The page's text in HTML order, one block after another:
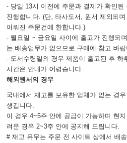
Section VIII: Mechanical Ventilation
25. Positive-Pressure Ventilation
26. Modes of Ventilatory Support
27. Specialized Ventilatory Support
28. The Ventilator-Dependent Patient
29. Ventilator-Associated Pneumonia
30. Discontinuing Mechanical Ventilation
Section IX: Acid-Base Disorders
31. Acid-Base Evaluations
32. Metabolic Acidosis
33. Metabolic Alkalosis
- 당일 13시 이전에 주문과 결제가 확인된
진행합니다. (단, 타사도서, 원서 제외되
이뤄진 주문건에 한합니다.)
- 월요일 ~ 금요일 사이에 출고가 진행되
는 배송업무가 없으므로 구매에 참고 바
- 도서수령일의 경우 제품이 출고된 후 하
시간은 안내가 어렵습니다.
해외원서의 경우
국내에서 재고를 보유한 업체가 없는 경
생깁니다.
이 경우 4~5주 안에 공급이 가능하며 현
려운 경우 2~3주 안에 공지해 드립니다.
# 재고 유무는 주문 전 사이트 상에서 배